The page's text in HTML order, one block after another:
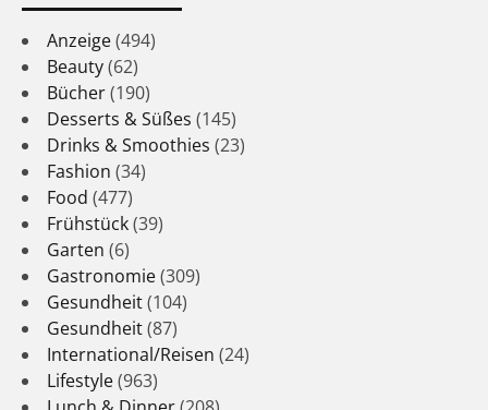
Anzeige(494)
Beauty(62)
Bücher(190)
Desserts & Süßes (145)
Drinks & Smoothies (23)
Fashion (34)
Food (477)
Frühstück(39)
Garten (6)
Gastronomie(309)
Gesundheit(104)
Gesundheit(87)
International/Reisen (24)
Lifestyle(963)